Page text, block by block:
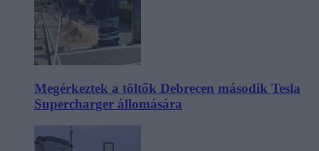
Megérkeztek a töltők Debrecen második Tesla
Supercharger állomására